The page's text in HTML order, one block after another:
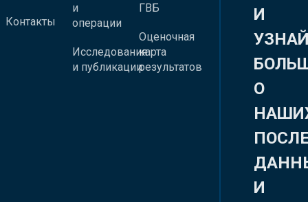
Контакты
и
операции
Исследования
и публикации
ГВБ
Оценочная
карта
результатов
И
О
И